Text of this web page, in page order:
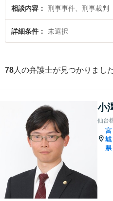
強みなどが注目されています。『宮城
ラブルを今すぐに弁護士に相談したい
な近くの弁護士を検索したい』『初回
相談内容 刑事事件、刑事裁判
詳細条件 未選択
78 人の弁護士が見つかりまし
小
仙台
宮
城
県